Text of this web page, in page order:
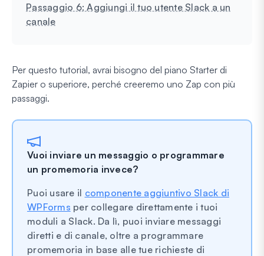
Passaggio 6: Aggiungi il tuo utente Slack a un
canale
Per questo tutorial, avrai bisogno del piano Starter di
Zapier o superiore, perché creeremo uno Zap con più
passaggi.
Vuoi inviare un messaggio o programmare
un promemoria invece?
Puoi usare il componente aggiuntivo Slack di
WPForms per collegare direttamente i tuoi
moduli a Slack. Da lì, puoi inviare messaggi
diretti e di canale, oltre a programmare
promemoria in base alle tue richieste di